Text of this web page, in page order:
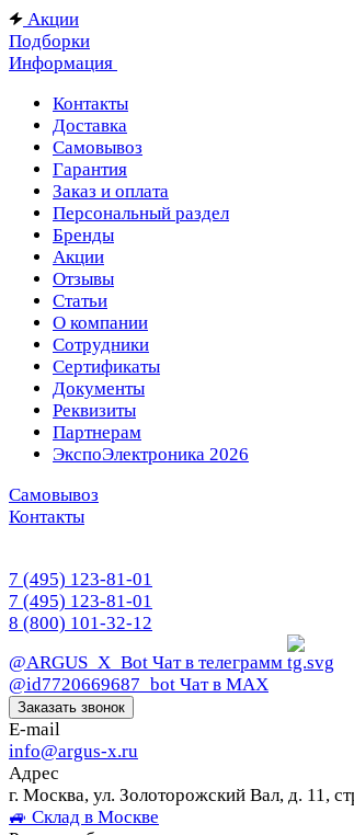
Акции
Подборки
Информация
Контакты
Доставка
Самовывоз
Гарантия
Заказ и оплата
Персональный раздел
Бренды
Акции
Отзывы
Статьи
О компании
Сотрудники
Сертификаты
Документы
Реквизиты
Партнерам
ЭкспоЭлектроника 2026
Самовывоз
Контакты
7 (495) 123-81-01
7 (495) 123-81-01
8 (800) 101-32-12
@ARGUS_X_Bot Чат в телеграмм
@id7720669687_bot Чат в МАХ
Заказать звонок
E-mail
info@argus-x.ru
Адрес
г. Москва, ул. Золоторожский Вал, д. 11,
🚙 Склад в Москве